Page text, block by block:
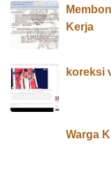
Kerja
koreksi
Warga